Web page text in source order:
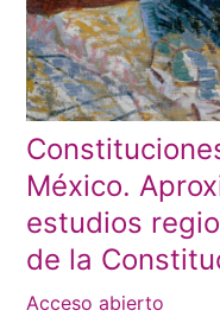
México.
estudios
de la
Acceso abierto